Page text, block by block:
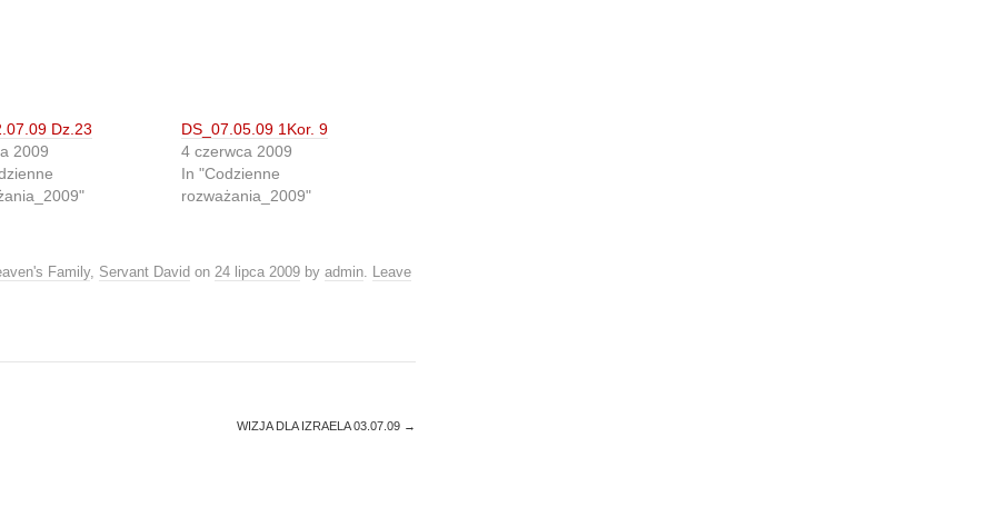
Dz.23
2009
DS_07.05.09 1Kor. 9
4 czerwca 2009
In "Codzienne
rozważania_2009"
Family, Servant David on 24 lipca 2009 by admin. Leave
WIZJA DLA IZRAELA 03.07.09 →